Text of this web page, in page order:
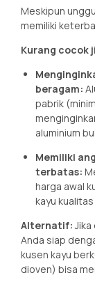
Meskipun
memiliki
Kurang cocok
beragam:
pabrik
aluminium
Memiliki
terbatas:
harga awal
kayu
Alternatif:Jika
Anda siap
kusen kayu
dioven) bisa